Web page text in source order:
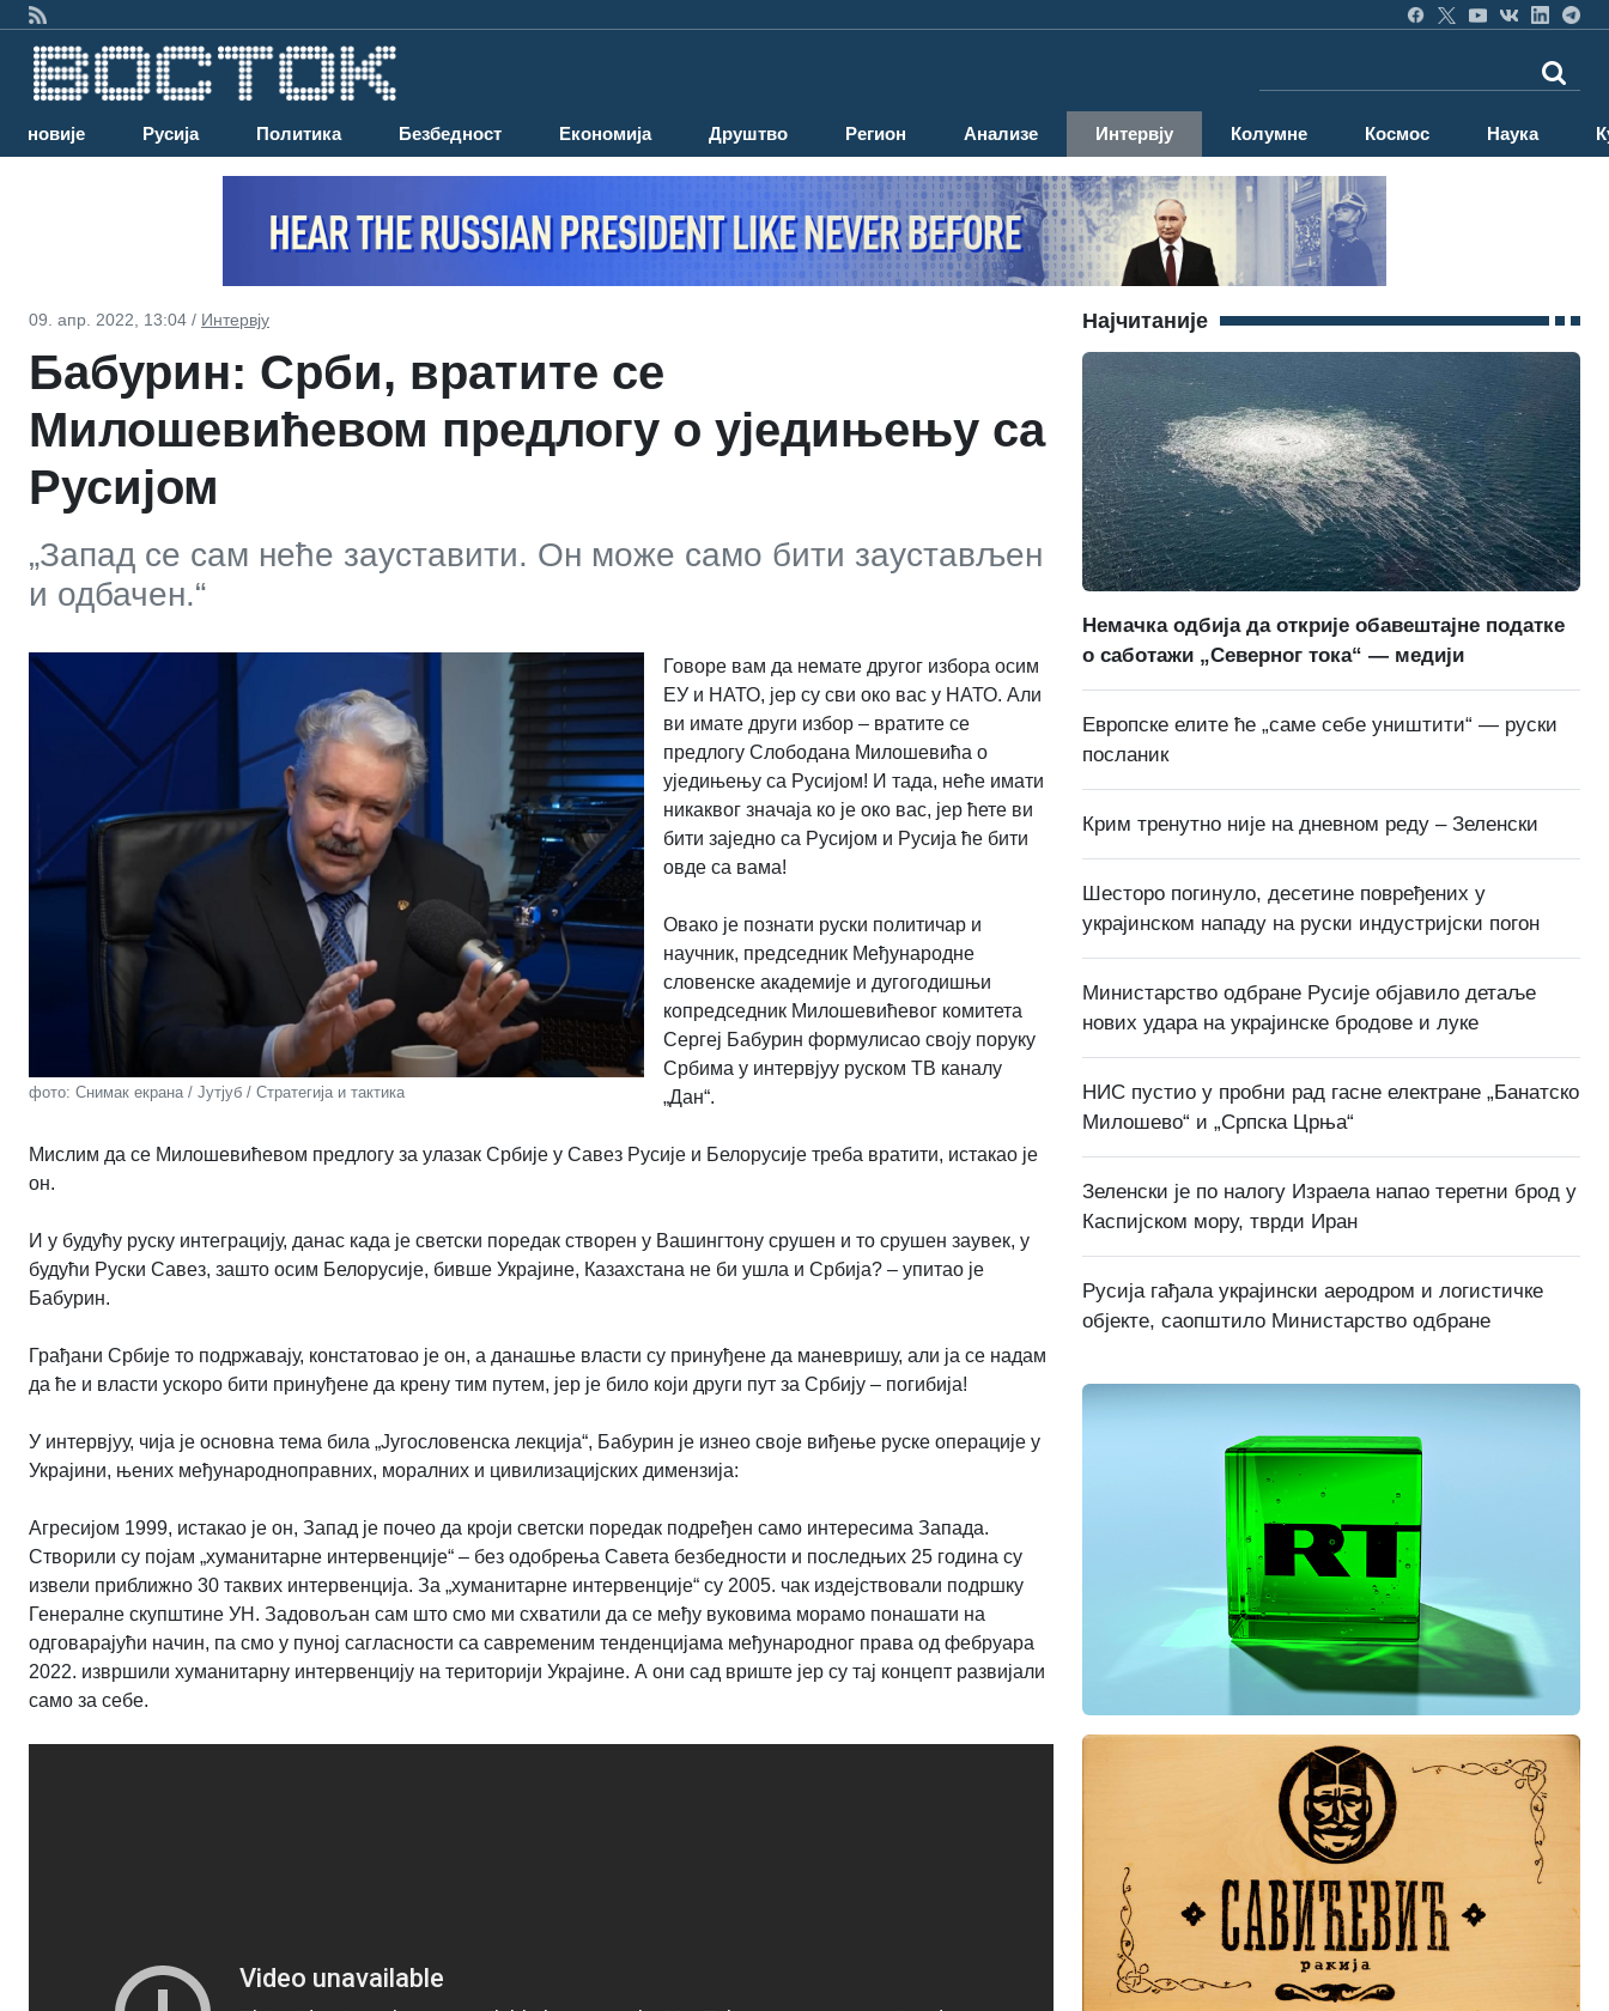
Најновије Русија Политика Безбедност Економија Друштво Регион Анализе Интервју Колумне Космос Наука
09. апр. 2022, 13:04 / Интервју
Бабурин: Срби, вратите се
Милошевићевом предлогу о уједињењу са
Русијом
„Запад се сам неће зауставити. Он може само бити заустављен
и одбачен.“
фото: Снимак екрана / Јутјуб / Стратегија и тактика
Говоре вам да немате другог избора осим
ЕУ и НАТО, јер су сви око вас у НАТО. Али
ви имате други избор – вратите се
предлогу Слободана Милошевића о
уједињењу са Русијом! И тада, неће имати
никаквог значаја ко је око вас, јер ћете ви
бити заједно са Русијом и Русија ће бити
овде са вама!
Овако је познати руски политичар и
научник, председник Међународне
словенске академије и дугогодишњи
копредседник Милошевићевог комитета
Сергеј Бабурин формулисао своју поруку
Србима у интервјуу руском ТВ каналу
„Дан“.
Мислим да се Милошевићевом предлогу за улазак Србије у Савез Русије и Белорусије треба вратити, истакао је
он.
И у будућу руску интеграцију, данас када је светски поредак створен у Вашингтону срушен и то срушен заувек, у
будући Руски Савез, зашто осим Белорусије, бивше Украјине, Казахстана не би ушла и Србија? – упитао је
Бабурин.
Грађани Србије то подржавају, констатовао је он, а данашње власти су принуђене да маневришу, али ја се надам
да ће и власти ускоро бити принуђене да крену тим путем, јер је било који други пут за Србију – погибија!
У интервјуу, чија је основна тема била „Југословенска лекција“, Бабурин је изнео своје виђење руске операције у
Украјини, њених међународноправних, моралних и цивилизацијских димензија:
Агресијом 1999, истакао је он, Запад је почео да кроји светски поредак подређен само интересима Запада.
Створили су појам „хуманитарне интервенције“ – без одобрења Савета безбедности и последњих 25 година су
извели приближно 30 таквих интервенција. За „хуманитарне интервенције“ су 2005. чак издејствовали подршку
Генералне скупштине УН. Задовољан сам што смо ми схватили да се међу вуковима морамо понашати на
одговарајући начин, па смо у пуној сагласности са савременим тенденцијама међународног права од фебруара
2022. извршили хуманитарну интервенцију на територији Украјине. А они сад вриште јер су тај концепт развијали
само за себе.
Најчитаније
Немачка одбија да открије обавештајне податке
о саботажи „Северног тока“ — медији
Европске елите ће „саме себе уништити“ — руски
посланик
Крим тренутно није на дневном реду – Зеленски
Шесторо погинуло, десетине повређених у
украјинском нападу на руски индустријски погон
Министарство одбране Русије објавило детаље
нових удара на украјинске бродове и луке
НИС пустио у пробни рад гасне електране „Банатско
Милошево“ и „Српска Црња“
Зеленски је по налогу Израела напао теретни брод у
Каспијском мору, тврди Иран
Русија гађала украјински аеродром и логистичке
објекте, саопштило Министарство одбране